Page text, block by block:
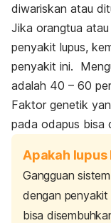
diwariskan atau
Jika orangtua
penyakit lupus,
penyakit ini.
adalah 40 – 60
Faktor genetik
pada odapus bisa
Apakah lupus
Gangguan
dengan penyakit
bisa